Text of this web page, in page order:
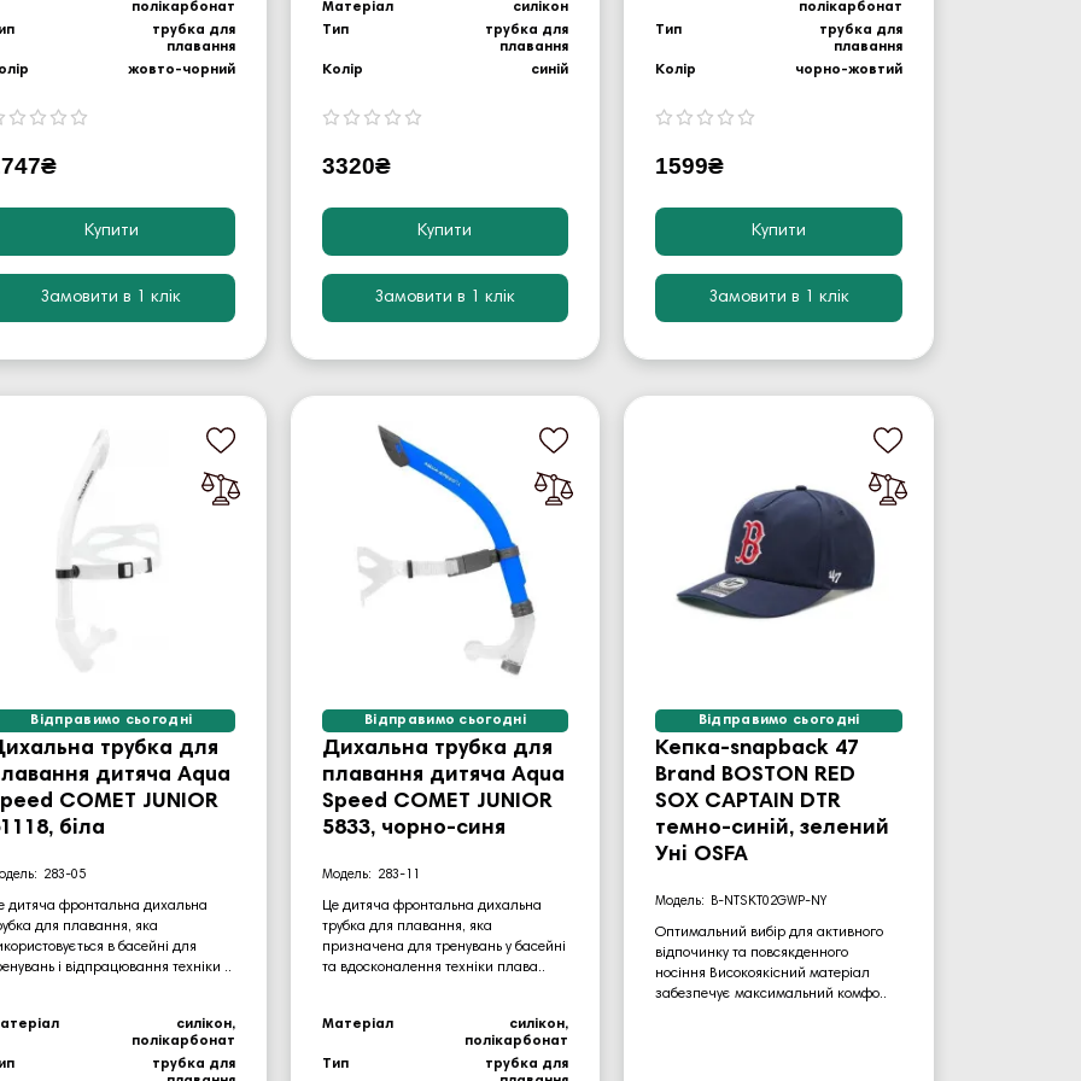
полікарбонат
трубка для
плавання
жовто-чорний
Купити
Замовити в 1 клік
Матеріал
силікон
Тип
трубка для
плавання
Колір
синій
3320₴
Купити
Замовити в 1 клік
полікарбонат
Тип
трубка для
плавання
Колір
чорно-жовтий
1599₴
Купити
Замовити в 1 клік
Відправимо сьогодні
трубка для
дитяча Aqua
COMET JUNIOR
біла
283-05
дитяча фронтальна дихальна
для плавання, яка
в басейні для
і відпрацювання техніки ..
силікон,
полікарбонат
трубка для
Відправимо сьогодні
Дихальна трубка для
плавання дитяча Aqua
Speed ​​COMET JUNIOR
5833, чорно-синя
283-11
Це дитяча фронтальна дихальна
трубка для плавання, яка
призначена для тренувань у басейні
та вдосконалення техніки плава..
Матеріал
силікон,
полікарбонат
Тип
трубка для
Відправимо сьогодні
Кепка-snapback 47
Brand BOSTON RED
SOX CAPTAIN DTR
темно-синій, зелений
Уні OSFA
B-NTSKT02GWP-NY
Оптимальний вибір для активного
відпочинку та повсякденного
носіння Високоякісний матеріал
забезпечує максимальний комфо..